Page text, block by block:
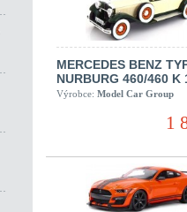
MERCEDES BENZ
NURBURG 460/460
Výrobce: Model Car Group
1